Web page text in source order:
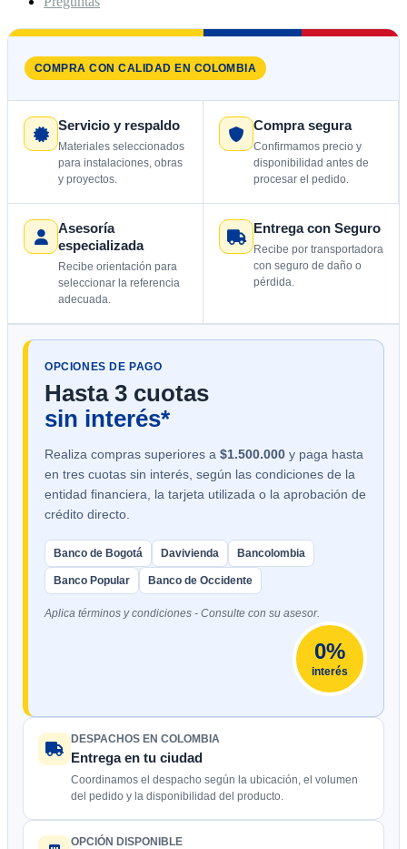
COMPRA CON CALIDAD EN COLOMBIA
Servicio y respaldo
Materiales seleccionados
para instalaciones, obras
y proyectos.
Compra segura
Confirmamos precio y
disponibilidad antes de
procesar el pedido.
Asesoría
especializada
Recibe orientación para
seleccionar la referencia
adecuada.
Entrega con Seguro
Recibe por transportadora
con seguro de daño o
pérdida.
OPCIONES DE PAGO
Hasta 3 cuotas
sin interés*
Realiza compras superiores a $1.500.000 y paga hasta
en tres cuotas sin interés, según las condiciones de la
entidad financiera, la tarjeta utilizada o la aprobación de
crédito directo.
Banco de Bogotá Davivienda Bancolombia
Banco Popular Banco de Occidente
Aplica términos y condiciones - Consulte con su asesor.
0%
interés
DESPACHOS EN COLOMBIA
Entrega en tu ciudad
Coordinamos el despacho según la ubicación, el volumen
del pedido y la disponibilidad del producto.
OPCIÓN DISPONIBLE